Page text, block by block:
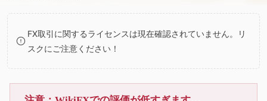
5
6
FX取引に関するライセンスは現在確認されていません。リ
スクにご注意ください！